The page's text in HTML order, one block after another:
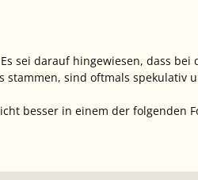
sei darauf hingewiesen, dass
sind oftmals spekulativ
besser in einem der folgenden